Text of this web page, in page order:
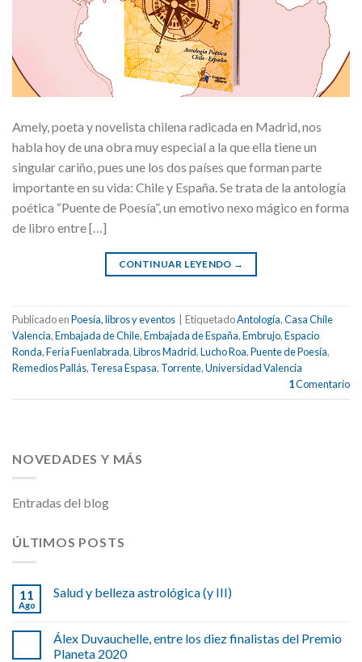
Amely, poeta y novelista chilena radicada en Madrid, nos
habla hoy de una obra muy especial a la que ella tiene un
singular cariño, pues une los dos países que forman parte
importante en su vida: Chile y España. Se trata de la antología
poética “Puente de Poesía”, un emotivo nexo mágico en forma
de libro entre […]
CONTINUAR LEYENDO →
Publicado enPoesía, libros y eventos EtiquetadoAntología,Casa Chile
Valencia,Embajada de Chile,Embajada de España,Embrujo,Espacio
Ronda,Feria Fuenlabrada,Libros Madrid,Lucho Roa,Puente de Poesía,
Remedios Pallás, Teresa Espasa, Torrente,Universidad Valencia
1Comentario
NOVEDADES Y MÁS
Entradas del blog
ÚLTIMOS POSTS
11
Ago
Salud y belleza astrológica (y III)
Álex Duvauchelle, entre los diez finalistas del Premio
Planeta 2020